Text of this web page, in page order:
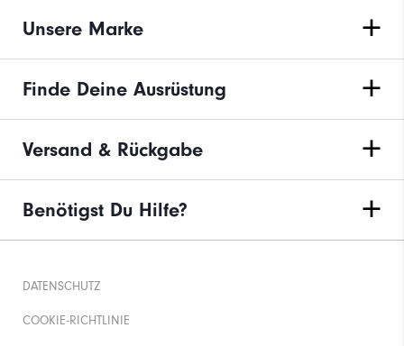
Unsere Marke
Finde Deine Ausrüstung
Versand & Rückgabe
Benötigst Du Hilfe?
DATENSCHUTZ
COOKIE-RICHTLINIE